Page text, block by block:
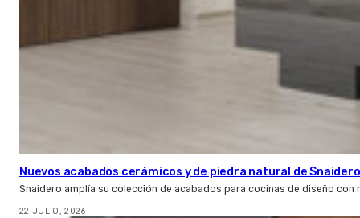
Nuevos acabados cerámicos y de piedra natural de Snaidero
Snaidero amplía su colección de acabados para cocinas de diseño
22 JULIO, 2026